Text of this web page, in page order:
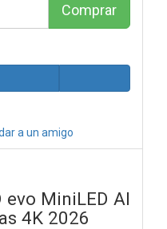
Comprar
a un amigo
evo MiniLED AI
4K 2026